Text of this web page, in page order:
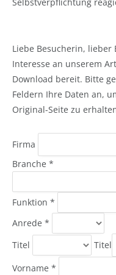
Liebe Besucherin,
Interesse an unserem
Download bereit. Bitte
Feldern Ihre Daten an,
Original-Seite zu
Firma
Branche *
Funktion *
Anrede *
Titel
Titel
Vorname *